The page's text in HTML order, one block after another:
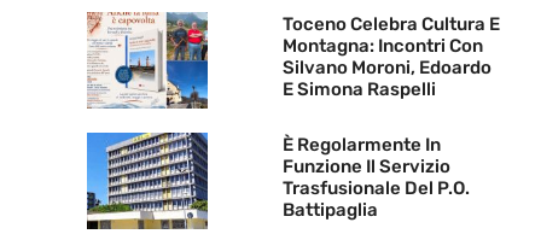
Toceno Celebra Cultura E
Montagna: Incontri Con
Silvano Moroni, Edoardo
E Simona Raspelli
È Regolarmente In
Funzione Il Servizio
Trasfusionale Del P.O.
Battipaglia